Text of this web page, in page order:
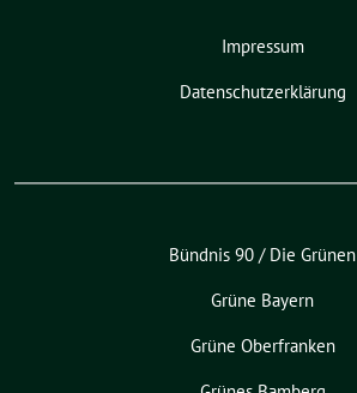
Impressum
Datenschutzerklärung
Bündnis 90 / Die Grünen
Grüne Bayern
Grüne Oberfranken